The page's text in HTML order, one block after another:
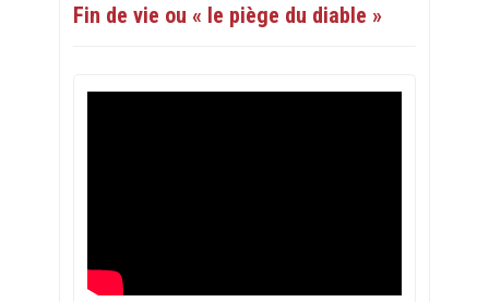
Fin de vie ou « le piège du diable »